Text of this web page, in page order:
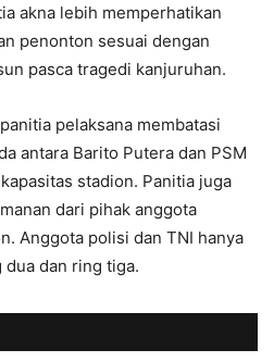
akna lebih memperhatikan
penonton sesuai dengan
pasca tragedi kanjuruhan.
pelaksana membatasi
antara Barito Putera dan PSM
stadion. Panitia juga
dari pihak anggota
Anggota polisi dan TNI hanya
dan ring tiga.